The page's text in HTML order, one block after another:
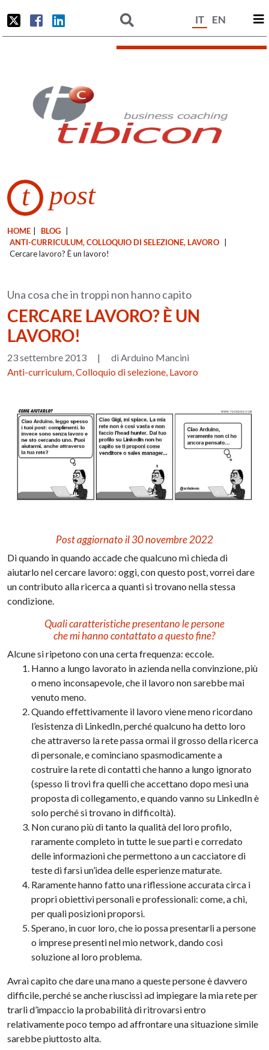
IT EN
t post
HOME BLOG
ANTI-CURRICULUM, COLLOQUIO DI SELEZIONE, LAVORO
Cercare lavoro? È un lavoro!
Una cosa che in troppi non hanno capito
CERCARE LAVORO? È UN
LAVORO!
23 settembre 2013 |
di Arduino Mancini
Anti-curriculum, Colloquio di selezione, Lavoro
Post aggiornato il 30 novembre 2022
Di quando in quando accade che qualcuno mi chieda di
aiutarlo nel cercare lavoro: oggi, con questo post, vorrei dare
un contributo alla ricerca a quanti si trovano nella stessa
condizione.
Quali caratteristiche presentano le persone
che mi hanno contattato a questo fine?
Alcune si ripetono con una certa frequenza: eccole.
Hanno a lungo lavorato in azienda nella convinzione, più
o meno inconsapevole, che il lavoro non sarebbe mai
venuto meno.
Quando effettivamente il lavoro viene meno ricordano
l’esistenza di LinkedIn, perché qualcuno ha detto loro
che attraverso la rete passa ormai il grosso della ricerca
di personale, e cominciano spasmodicamente a
costruire la rete di contatti che hanno a lungo ignorato
(spesso li trovi fra quelli che accettano dopo mesi una
proposta di collegamento, e quando vanno su LinkedIn è
solo perché si trovano in difficoltà).
Non curano più di tanto la qualità del loro profilo,
raramente completo in tutte le sue parti e corredato
delle informazioni che permettono a un cacciatore di
teste di farsi un’idea delle esperienze maturate.
Raramente hanno fatto una riflessione accurata circa i
propri obiettivi personali e professionali: come, a chi,
per quali posizioni proporsi.
Sperano, in cuor loro, che io possa presentarli a persone
o imprese presenti nel mio network, dando così
soluzione al loro problema.
Avrai capito che dare una mano a queste persone è davvero
difficile, perché se anche riuscissi ad impiegare la mia rete per
trarli d’impaccio la probabilità di ritrovarsi entro
relativamente poco tempo ad affrontare una situazione simile
sarebbe piuttosto alta.